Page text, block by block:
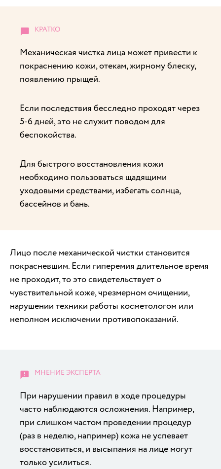
Механическая чистка лица может привести к
покраснению кожи, отекам, жирному блеску,
появлению прыщей.
Если последствия бесследно проходят через
5-6 дней, это не служит поводом для
беспокойства.
Для быстрого восстановления кожи
необходимо пользоваться щадящими
уходовыми средствами, избегать солнца,
бассейнов и бань.
Лицо после механической чистки становится
покрасневшим. Если гиперемия длительное время
не проходит, то это свидетельствует о
чувствительной коже, чрезмерном очищении,
нарушении техники работы косметологом или
неполном исключении противопоказаний.
При нарушении правил в ходе процедуры
часто наблюдаются осложнения. Например,
при слишком частом проведении процедур
(раз в неделю, например) кожа не успевает
восстановиться, и высыпания на лице могут
только усилиться.